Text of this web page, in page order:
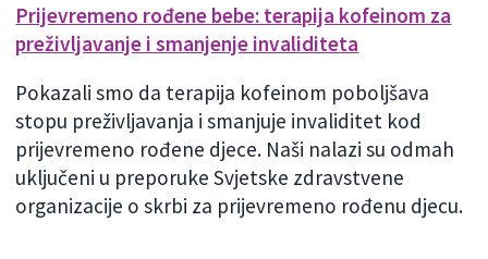
Prijevremeno rođene bebe: terapija kofeinom za
preživljavanje i smanjenje invaliditeta
Pokazali smo da terapija kofeinom poboljšava
stopu preživljavanja i smanjuje invaliditet kod
prijevremeno rođene djece. Naši nalazi su odmah
uključeni u preporuke Svjetske zdravstvene
organizacije o skrbi za prijevremeno rođenu djecu.